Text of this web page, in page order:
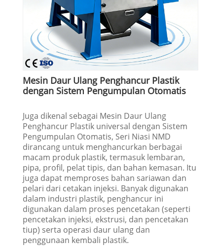
Mesin Daur Ulang Penghancur Plastik
dengan Sistem Pengumpulan Otomatis
Juga dikenal sebagai Mesin Daur Ulang
Penghancur Plastik universal dengan Sistem
Pengumpulan Otomatis, Seri Niasi NMD
dirancang untuk menghancurkan berbagai
macam produk plastik, termasuk lembaran,
pipa, profil, pelat tipis, dan bahan kemasan. Itu
juga dapat memproses bahan sariawan dan
pelari dari cetakan injeksi. Banyak digunakan
dalam industri plastik, penghancur ini
digunakan dalam proses pencetakan (seperti
pencetakan injeksi, ekstrusi, dan pencetakan
tiup) serta operasi daur ulang dan
penggunaan kembali plastik.